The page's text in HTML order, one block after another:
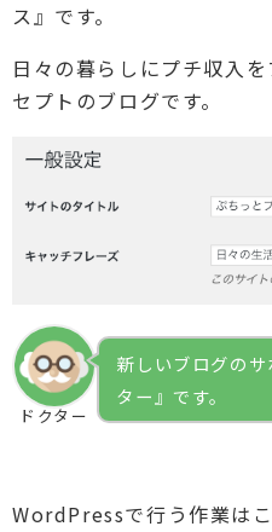
ス』です。
日々の暮らしにプチ収入
セプトのブログです。
ドクター
新しいブログの
ター』です。
WordPressで行う作業はこ